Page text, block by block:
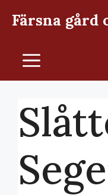
Färsna
Meny